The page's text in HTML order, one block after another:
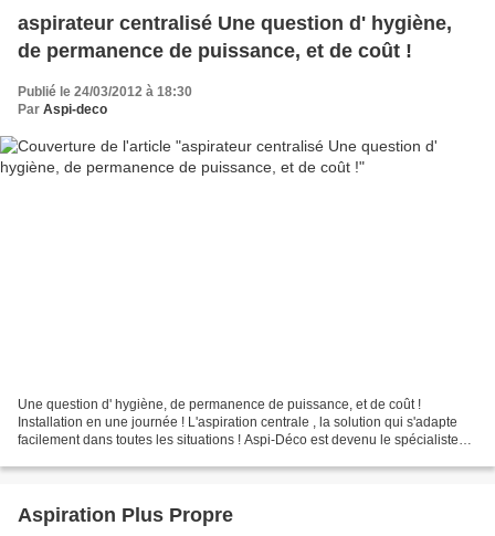
aspirateur centralisé Une question d' hygiène,
de permanence de puissance, et de coût !
Publié le 24/03/2012 à 18:30
Par Aspi-deco
Une question d' hygiène, de permanence de puissance, et de coût !
Installation en une journée ! L'aspiration centrale , la solution qui s'adapte
facilement dans toutes les situations ! Aspi-Déco est devenu le spécialiste
Aspiration Plus Propre